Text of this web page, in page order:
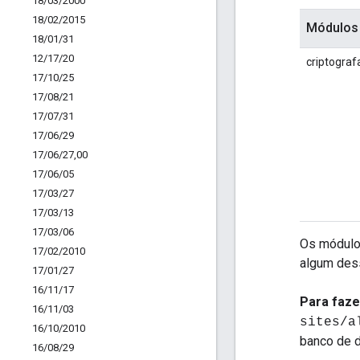
18/02/2015
18/01/31
12/17/20
17/10/25
17/08/21
17/07/31
17/06/29
17/06/27,00
17/06/05
17/03/27
17/03/13
17/03/06
17/02/2010
17/01/27
16/11/17
16/11/03
16/10/2010
16/08/29
Os
algum
Para
sites/
banco de